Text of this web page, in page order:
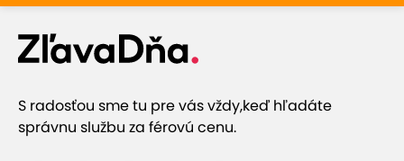
S radosťou sme tu pre vás vždy,keď hľadáte
správnu službu za férovú cenu.